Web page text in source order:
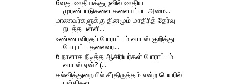
6வது ஊதியக்குழுவில் ஊதிய
முரண்பாடுகளை களையப்பட அமை...
மாணவர்களுக்கு தினமும் மாதிரித் தேர்வு
நடத்த பள்ளி...
உண்ணாவிரதப் போராட்டம் வாபஸ் குறித்து
போராட்ட தலைவர...
6 நாளாக நீடித்த ஆசிரியர்கள் போராட்டம்
வாபஸ் ஏன்? (...
கல்வித்துறையில் சீர்திருத்தம் என்ற பெயரில்